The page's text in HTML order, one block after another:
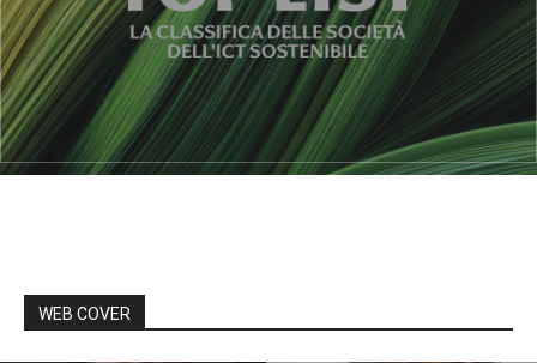
WEB COVER